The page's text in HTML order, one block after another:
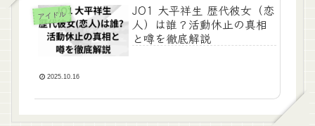
アイドル
JO1 大平祥生 歴代彼女（恋
人）は誰？活動休止の真相
と噂を徹底解説
2025.10.16